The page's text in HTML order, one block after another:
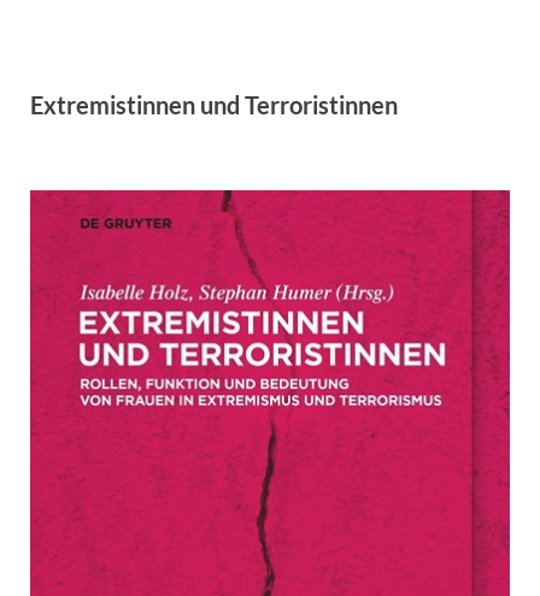
Extremistinnen und Terroristinnen